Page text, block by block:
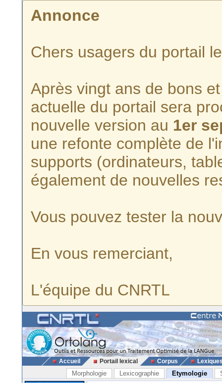
Annonce
Chers usagers du portail
Après vingt ans de bons
actuelle du portail sera
nouvelle version au 1er
une refonte complète de
supports (ordinateurs,
également de nouvelles
Vous pouvez tester la
En vous remerciant,
L'équipe du CNRTL
Accueil Portail lexical Corpus
Morphologie Lexicographie Etymologie